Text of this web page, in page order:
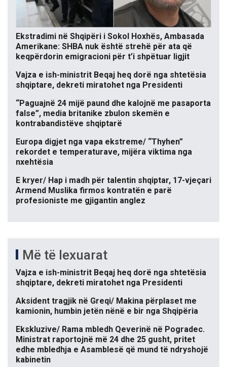
Ekstradimi në Shqipëri i Sokol Hoxhës, Ambasada
Amerikane: SHBA nuk është strehë për ata që
keqpërdorin emigracioni për t’i shpëtuar ligjit
Vajza e ish-ministrit Beqaj heq dorë nga shtetësia
shqiptare, dekreti miratohet nga Presidenti
“Paguajnë 24 mijë paund dhe kalojnë me pasaporta
false”, media britanike zbulon skemën e
kontrabandistëve shqiptarë
Europa digjet nga vapa ekstreme/ “Thyhen”
rekordet e temperaturave, mijëra viktima nga
nxehtësia
E kryer/ Hap i madh për talentin shqiptar, 17-vjeçari
Armend Muslika firmos kontratën e parë
profesioniste me gjigantin anglez
Më të lexuarat
Vajza e ish-ministrit Beqaj heq dorë nga shtetësia
shqiptare, dekreti miratohet nga Presidenti
Aksident tragjik në Greqi/ Makina përplaset me
kamionin, humbin jetën nënë e bir nga Shqipëria
Ekskluzive/ Rama mbledh Qeverinë në Pogradec.
Ministrat raportojnë më 24 dhe 25 gusht, pritet
edhe mbledhja e Asamblesë që mund të ndryshojë
kabinetin